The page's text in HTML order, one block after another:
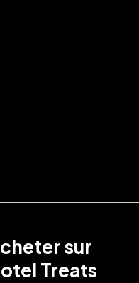
sur
Treats